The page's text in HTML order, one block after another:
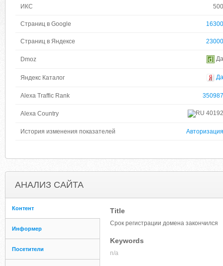
ИКС 500
Страниц в Google 16300
Страниц в Яндексе 23000
Dmoz Да
Яндекс Каталог Да
Alexa Traffic Rank 350987
Alexa Country 40192
История изменения показателей Авторизация
АНАЛИЗ САЙТА
Контент
Информер
Посетители
Title
Срок регистрации домена закончился
Keywords
n/a